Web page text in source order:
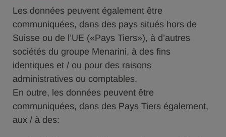
Les données peuvent également être
communiquées, dans des pays situés hors de
Suisse ou de l’UE («Pays Tiers»), à d’autres
sociétés du groupe Menarini, à des fins
identiques et / ou pour des raisons
administratives ou comptables.
En outre, les données peuvent être
communiquées, dans des Pays Tiers également,
aux / à des: